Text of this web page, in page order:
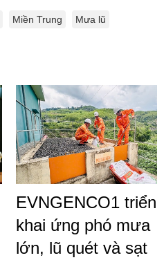
Miền Trung Mưa lũ
EVNGENCO1 triển
khai ứng phó mưa
lớn, lũ quét và sạt